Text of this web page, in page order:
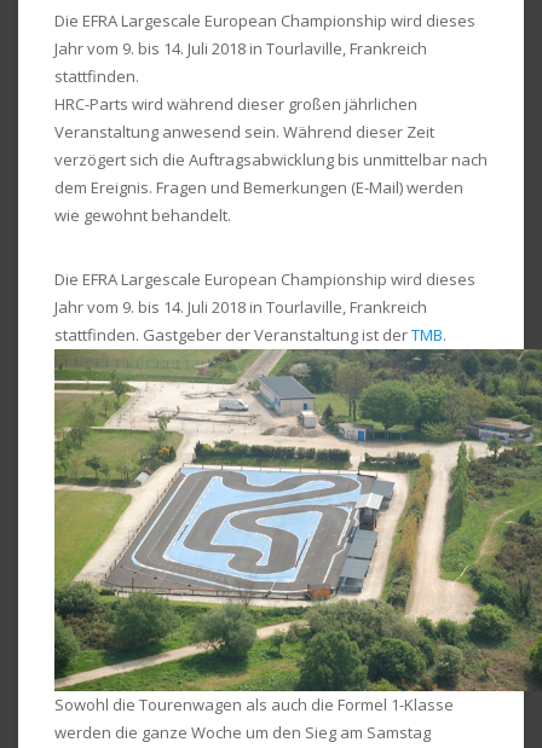
Die EFRA Largescale European Championship wird dieses
Jahr vom 9. bis 14. Juli 2018 in Tourlaville, Frankreich
stattfinden.
HRC-Parts wird während dieser großen jährlichen
Veranstaltung anwesend sein. Während dieser Zeit
verzögert sich die Auftragsabwicklung bis unmittelbar nach
dem Ereignis. Fragen und Bemerkungen (E-Mail) werden
wie gewohnt behandelt.
Die EFRA Largescale European Championship wird dieses
Jahr vom 9. bis 14. Juli 2018 in Tourlaville, Frankreich
stattfinden. Gastgeber der Veranstaltung ist derTMB.
Sowohl die Tourenwagen als auch die Formel 1-Klasse
werden die ganze Woche um den Sieg am Samstag